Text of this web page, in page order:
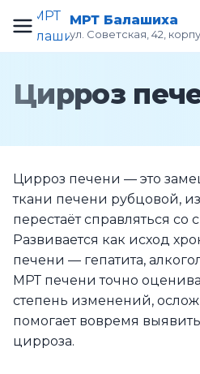
МРТ Балашиха
ул. Советская, 42,
Цирроз
Цирроз печени — это
ткани печени рубцовой,
перестаёт справляться со
Развивается как исход
печени — гепатита,
МРТ печени точно
степень изменений,
помогает вовремя
цирроза.